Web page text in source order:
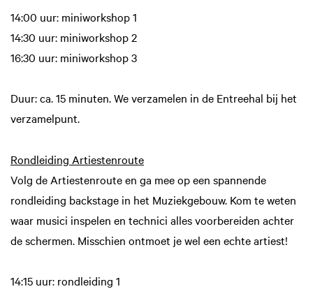
14:00 uur: miniworkshop 1
14:30 uur: miniworkshop 2
16:30 uur: miniworkshop 3
Duur: ca. 15 minuten. We verzamelen in de Entreehal bij het
verzamelpunt.
Rondleiding Artiestenroute
Volg de Artiestenroute en ga mee op een spannende
rondleiding backstage in het Muziekgebouw. Kom te weten
waar musici inspelen en technici alles voorbereiden achter
de schermen. Misschien ontmoet je wel een echte artiest!
14:15 uur: rondleiding 1